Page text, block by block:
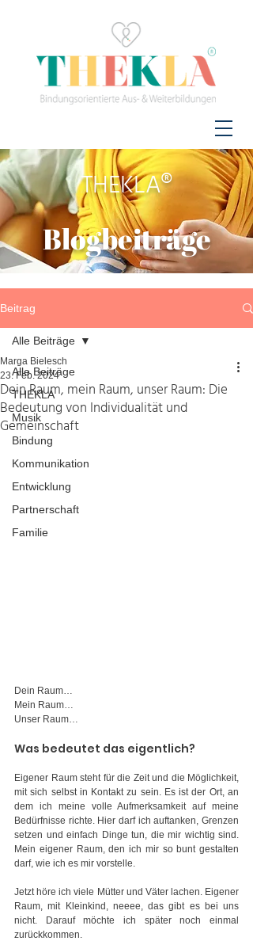
THEKLA®
Blogbeiträge
Beitrag
Alle Beiträge
THEKLA
Musik
Bindung
Kommunikation
Entwicklung
Partnerschaft
Familie
Alle Beiträge
Dein Raum, mein Raum, unser Raum: Die
Bedeutung von Individualität und
Gemeinschaft
Marga Bielesch
23. Feb. 2024
Dein Raum…
Mein Raum…
Unser Raum…
Was bedeutet das eigentlich?
Eigener Raum steht für die Zeit und die Möglichkeit,
mit sich selbst in Kontakt zu sein. Es ist der Ort, an
dem ich meine volle Aufmerksamkeit auf meine
Bedürfnisse richte. Hier darf ich auftanken, Grenzen
setzen und einfach Dinge tun, die mir wichtig sind.
Mein eigener Raum, den ich mir so bunt gestalten
darf, wie ich es mir vorstelle.
Jetzt höre ich viele Mütter und Väter lachen. Eigener
Raum, mit Kleinkind, neeee, das gibt es bei uns
nicht. Darauf möchte ich später noch einmal
zurückkommen.